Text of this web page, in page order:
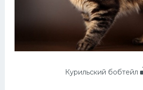
Курильский бобтейл